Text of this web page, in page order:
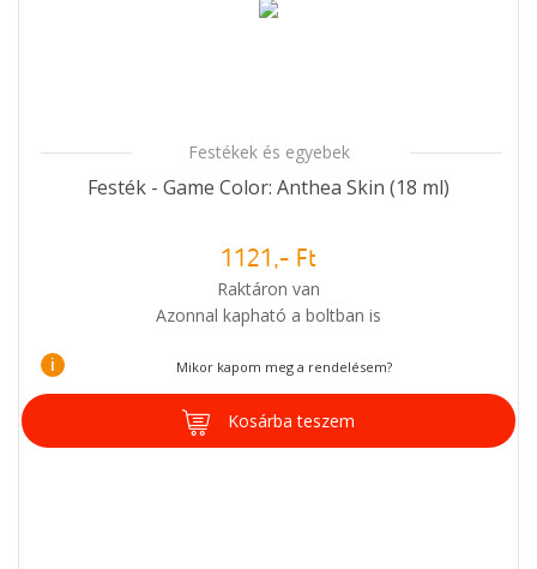
Festékek és egyebek
Festék - Game Color: Anthea Skin (18 ml)
1121,- Ft
Raktáron van
Azonnal kapható a boltban is
i Mikor kapom meg a rendelésem?
Kosárba teszem